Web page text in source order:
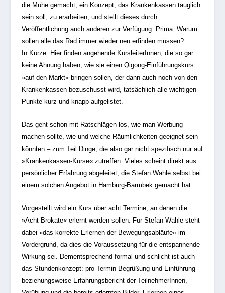
die Mühe gemacht, ein Konzept, das Krankenkassen tauglich
sein soll, zu erarbeiten, und stellt dieses durch
Veröffentlichung auch anderen zur Verfügung. Prima: Warum
sollen alle das Rad immer wieder neu erfinden müssen?
In Kürze: Hier finden angehende KursleiterInnen, die so gar
keine Ahnung haben, wie sie einen Qigong-Einführungskurs
»auf den Markt« bringen sollen, der dann auch noch von den
Krankenkassen bezuschusst wird, tatsächlich alle wichtigen
Punkte kurz und knapp aufgelistet.
Das geht schon mit Ratschlägen los, wie man Werbung
machen sollte, wie und welche Räumlichkeiten geeignet sein
könnten – zum Teil Dinge, die also gar nicht spezifisch nur auf
»Krankenkassen-Kurse« zutreffen. Vieles scheint direkt aus
persönlicher Erfahrung abgeleitet, die Stefan Wahle selbst bei
einem solchen Angebot in Hamburg-Barmbek gemacht hat.
Vorgestellt wird ein Kurs über acht Termine, an denen die
»Acht Brokate« erlernt werden sollen. Für Stefan Wahle steht
dabei »das korrekte Erlernen der Bewegungsabläufe« im
Vordergrund, da dies die Voraussetzung für die entspannende
Wirkung sei. Dementsprechend formal und schlicht ist auch
das Stundenkonzept: pro Termin Begrüßung und Einführung
beziehungsweise Erfahrungsbericht der TeilnehmerInnen,